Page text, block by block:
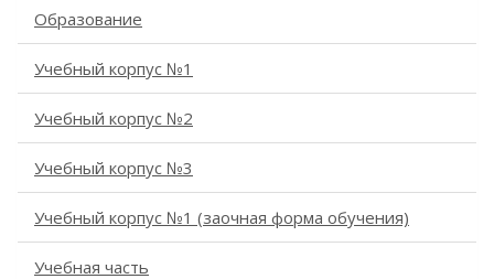
Образование
Учебный корпус №1
Учебный корпус №2
Учебный корпус №3
Учебный корпус №1 (заочная форма обучения)
Учебная часть